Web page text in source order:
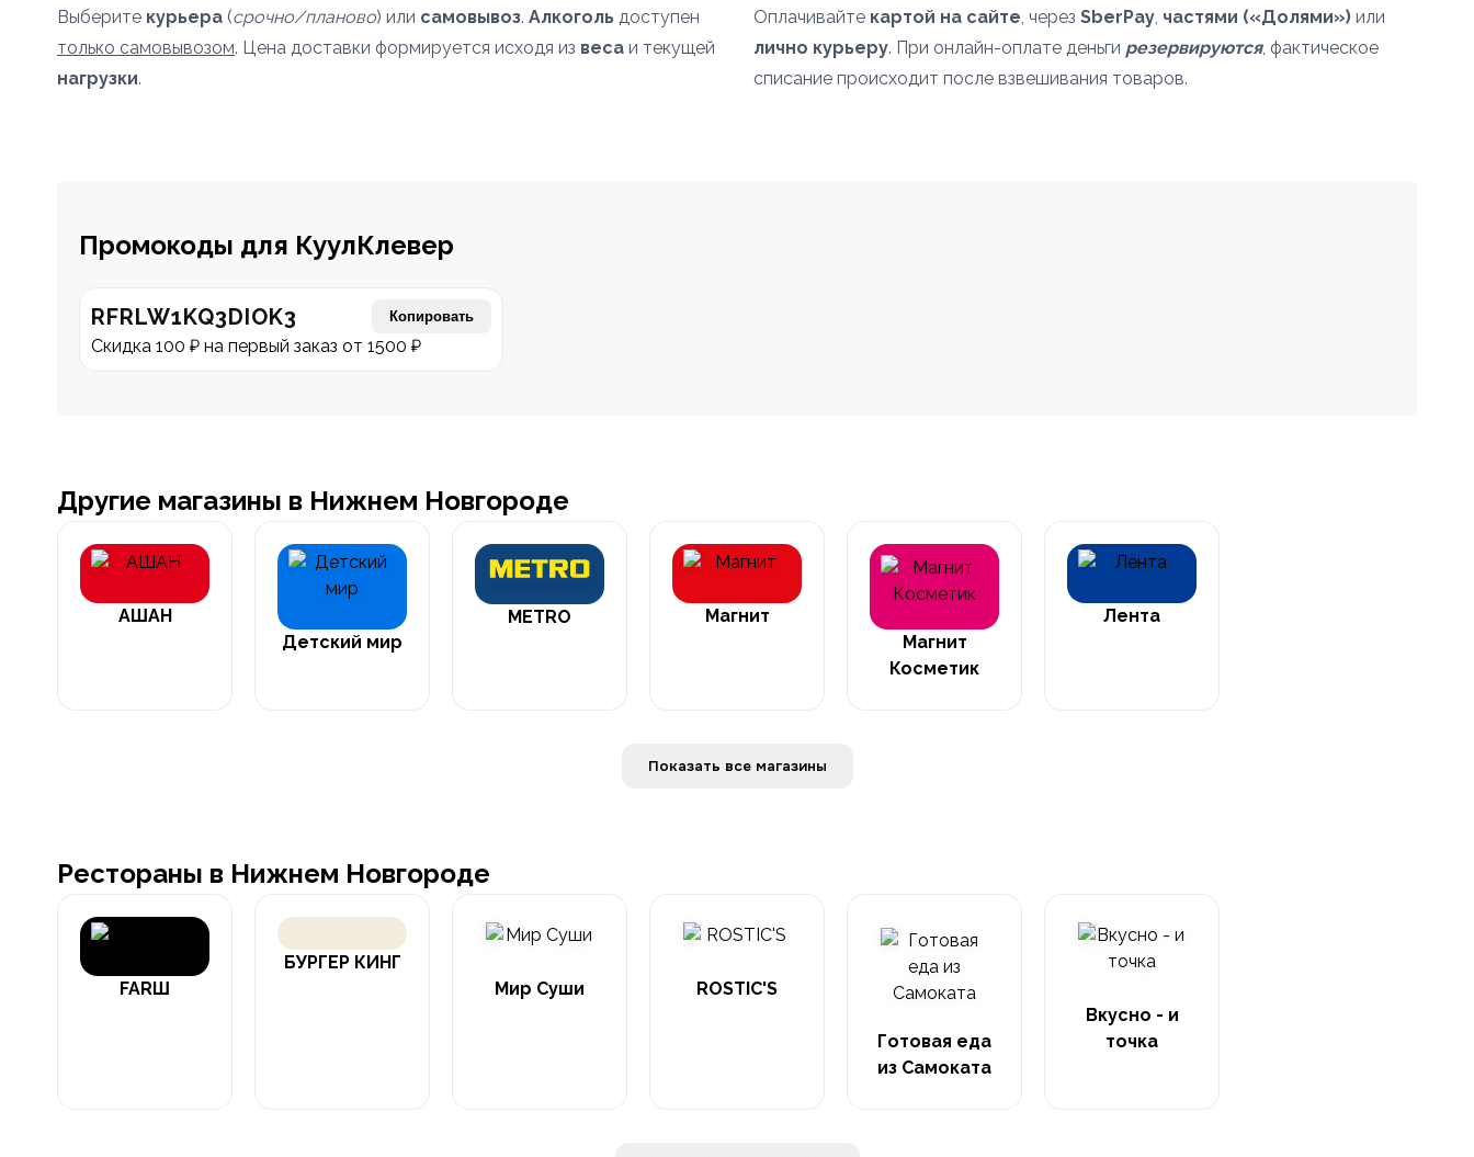
Выберите курьера (срочно/планово) или самовывоз. Алкоголь доступен
только самовывозом. Цена доставки формируется исходя из веса и текущей
нагрузки.
Оплачивайте картой на сайте, через SberPay, частями («Долями») или
лично курьеру. При онлайн-оплате деньги резервируются, фактическое
списание происходит после взвешивания товаров.
Промокоды для КуулКлевер
RFRLW1KQ3DIOK3 Копировать
Скидка 100 ₽ на первый заказ от 1500 ₽
Другие магазины в Нижнем Новгороде
АШАН
Детский мир
METRO
Магнит
Магнит
Косметик
Лента
Показать все магазины
Рестораны в Нижнем Новгороде
FARШ
БУРГЕР КИНГ
Мир Суши
ROSTIC'S
Готовая еда
из Самоката
Вкусно - и
точка